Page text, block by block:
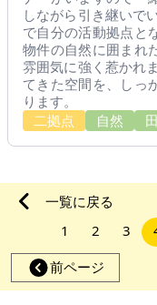
しながら引き継いで
で自分の活動拠点と
物件の自然に囲まれ
雰囲気に強く惹かれ
てきた空間を、しっ
ります。
二拠点
自然
一覧に戻る
1
2 3
前ページ